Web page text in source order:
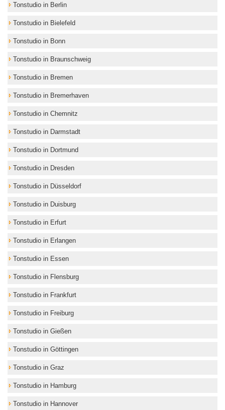
Tonstudio in Berlin
Tonstudio in Bielefeld
Tonstudio in Bonn
Tonstudio in Braunschweig
Tonstudio in Bremen
Tonstudio in Bremerhaven
Tonstudio in Chemnitz
Tonstudio in Darmstadt
Tonstudio in Dortmund
Tonstudio in Dresden
Tonstudio in Düsseldorf
Tonstudio in Duisburg
Tonstudio in Erfurt
Tonstudio in Erlangen
Tonstudio in Essen
Tonstudio in Flensburg
Tonstudio in Frankfurt
Tonstudio in Freiburg
Tonstudio in Gießen
Tonstudio in Göttingen
Tonstudio in Graz
Tonstudio in Hamburg
Tonstudio in Hannover